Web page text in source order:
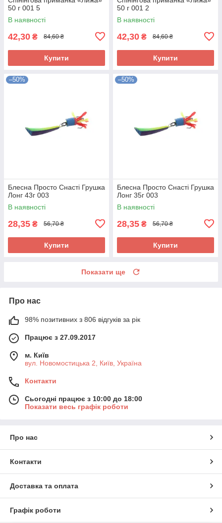
50 г 001 5
В наявності
42,30 ₴ 84,60 ₴
Купити
50 г 001 2
В наявності
42,30 ₴ 84,60 ₴
Купити
–50%
Блесна Просто Снасті Грушка
Лонг 43г 003
В наявності
28,35 ₴ 56,70 ₴
Купити
–50%
Блесна Просто Снасті Грушка
Лонг 35г 003
В наявності
28,35 ₴ 56,70 ₴
Купити
Показати ще
Про нас
98% позитивних з 806 відгуків за рік
Працює з 27.09.2017
м. Київ
вул. Новомостицька 2, Київ, Україна
Контакти
Сьогодні працює з 10:00 до 18:00
Показати весь графік роботи
Про нас
Контакти
Доставка та оплата
Графік роботи